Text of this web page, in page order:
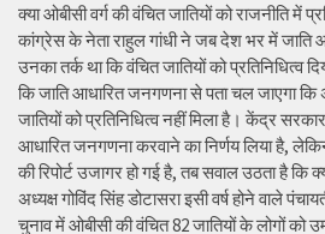
क्या ओबीसी वर्ग की वंचित जातियों को राजनीति में
कांग्रेस के नेता राहुल गांधी ने जब देश भर में जाति
उनका तर्क था कि वंचित जातियों को प्रतिनिधित्व
कि जाति आधारित जनगणना से पता चल जाएगा कि
जातियों को प्रतिनिधित्व नहीं मिला है। केंद्र
आधारित जनगणना करवाने का निर्णय लिया है,
की रिपोर्ट उजागर हो गई है, तब सवाल उठता है
अध्यक्ष गोविंद सिंह डोटासरा इसी वर्ष होने वाले
चुनाव में ओबीसी की वंचित 82 जातियों के लोगों को